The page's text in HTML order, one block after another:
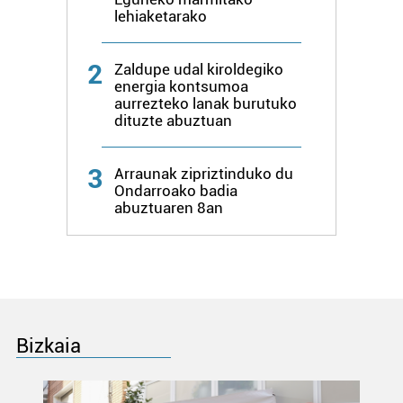
datuen atalean. Edozein unetan alda edo ken dezakezu
zure baimena Cookieen adierazpenean.
zerbitzuak hobetzeko asmoz, cookie teknologiaz
baliatzen gara. Ohar hau onartuz gero, teknologia hori
lehiaketarako
2
Zaldupe udal kiroldegiko
energia kontsumoa
aurrezteko lanak burutuko
dituzte abuztuan
3
Arraunak zipriztinduko du
Ondarroako badia
abuztuaren 8an
Bizkaia